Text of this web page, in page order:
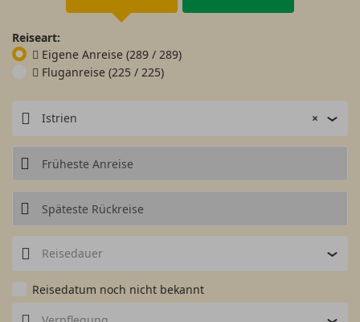
Reiseart:
Eigene Anreise(289 / 289)
Fluganreise(225 / 225)
×
Istrien
Reisedauer
Reisedatum noch nicht bekannt